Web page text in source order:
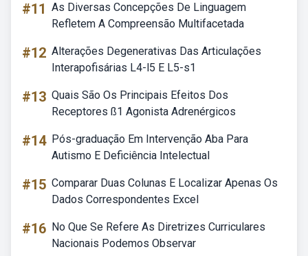
#11 As Diversas Concepções De Linguagem
Refletem A Compreensão Multifacetada
#12 Alterações Degenerativas Das Articulações
Interapofisárias L4-l5 E L5-s1
#13 Quais São Os Principais Efeitos Dos
Receptores ß1 Agonista Adrenérgicos
#14 Pós-graduação Em Intervenção Aba Para
Autismo E Deficiência Intelectual
#15 Comparar Duas Colunas E Localizar Apenas Os
Dados Correspondentes Excel
#16 No Que Se Refere As Diretrizes Curriculares
Nacionais Podemos Observar